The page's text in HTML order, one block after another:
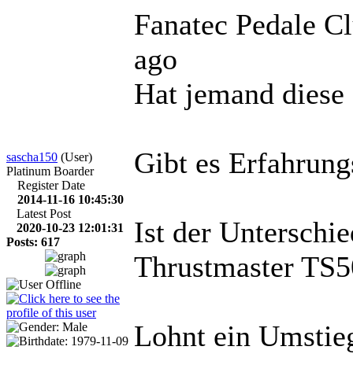
sascha150 (User)
Platinum Boarder
Register Date
2014-11-16 10:45:30
Latest Post
2020-10-23 12:01:31
Posts: 617
Fanatec Pedale
ago
Hat jemand
Gibt es
Ist der
Thrustmaster
Lohnt ein